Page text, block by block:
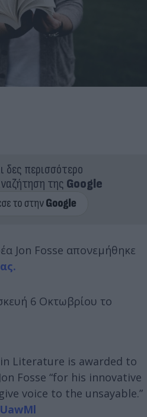
δες περισσότερο
της Google
Jon Fosse απονεμήθηκε
6 Οκτωβρίου το
in Literature is awarded to
Fosse “for his innovative
voice to the unsayable.”